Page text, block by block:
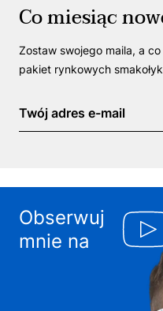
Co miesiąc
Zostaw swojego maila, a
pakiet rynkowych
Obserwuj
mnie na